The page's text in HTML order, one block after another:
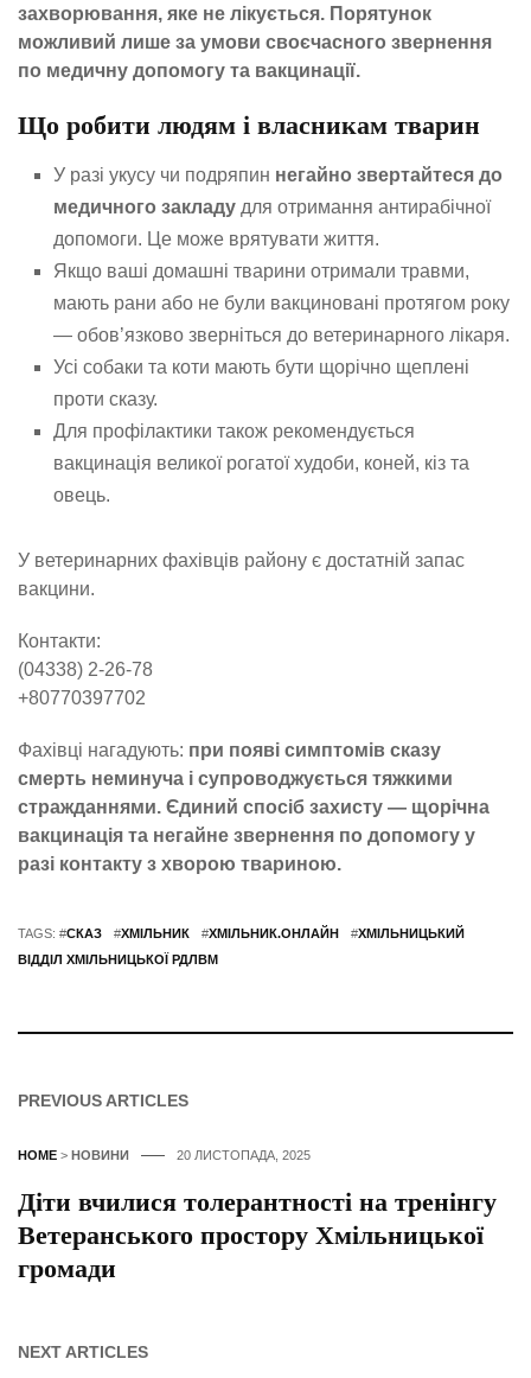
захворювання, яке не лікується. Порятунок
можливий лише за умови своєчасного звернення
по медичну допомогу та вакцинації.
Що робити людям і власникам тварин
У разі укусу чи подряпин негайно звертайтеся до
медичного закладу для отримання антирабічної
допомоги. Це може врятувати життя.
Якщо ваші домашні тварини отримали травми,
мають рани або не були вакциновані протягом року
— обов’язково зверніться до ветеринарного лікаря.
Усі собаки та коти мають бути щорічно щеплені
проти сказу.
Для профілактики також рекомендується
вакцинація великої рогатої худоби, коней, кіз та
овець.
У ветеринарних фахівців району є достатній запас
вакцини.
Контакти:
(04338) 2-26-78
+80770397702
Фахівці нагадують: при появі симптомів сказу
смерть неминуча і супроводжується тяжкими
стражданнями. Єдиний спосіб захисту — щорічна
вакцинація та негайне звернення по допомогу у
разі контакту з хворою твариною.
TAGS: #СКАЗ #ХМІЛЬНИК #ХМІЛЬНИК.ОНЛАЙН #ХМІЛЬНИЦЬКИЙ
ВІДДІЛ ХМІЛЬНИЦЬКОЇ РДЛВМ
PREVIOUS ARTICLES
HOME > НОВИНИ 20 ЛИСТОПАДА, 2025
Діти вчилися толерантності на тренінгу
Ветеранського простору Хмільницької
громади
NEXT ARTICLES